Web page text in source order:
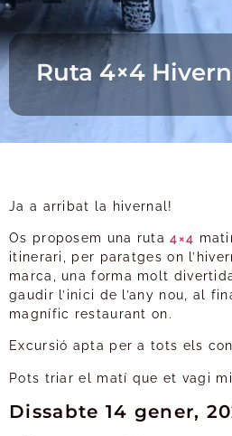
Ruta 4×4
Ja a arribat la hivernal!
Os proposem una ruta4×4
itinerari, per paratges on
marca, una forma molt
gaudir l’inici de l’any nou, al
magnífic restaurant on.
Excursió apta per a tots els
Pots triar el matí que et vagi
Dissabte 14 gener,